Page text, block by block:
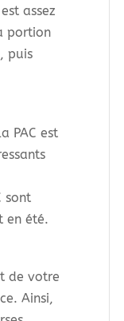
assez
portion
puis
PAC est
sont
en été.
de votre
Ainsi,